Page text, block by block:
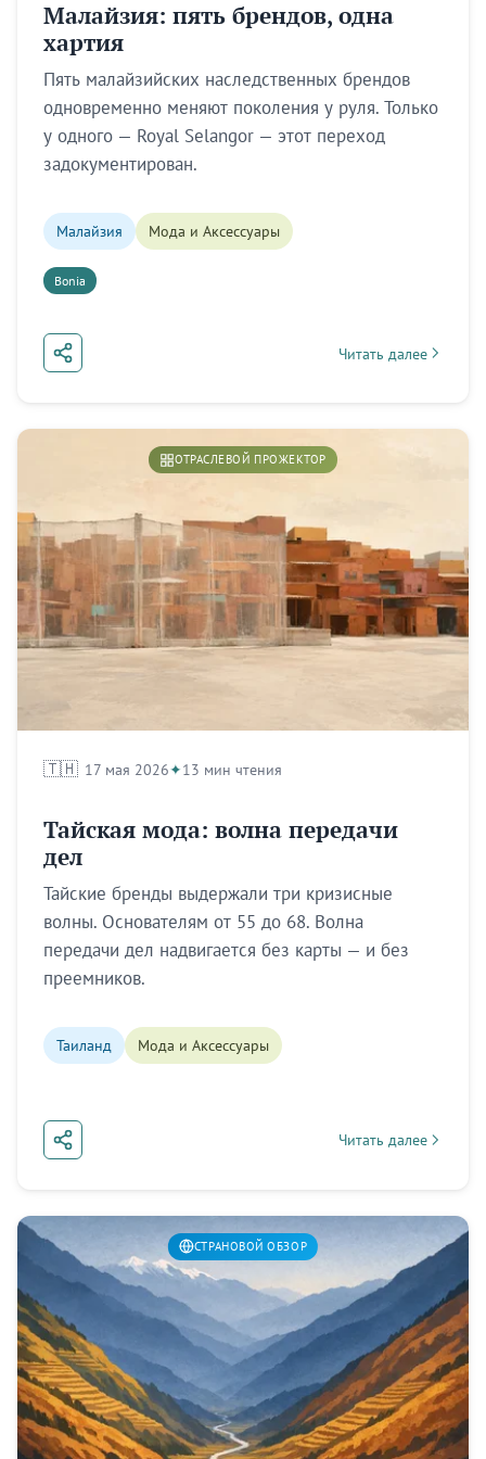
Малайзия: пять брендов, одна
хартия
Пять малайзийских наследственных брендов
одновременно меняют поколения у руля. Только
у одного — Royal Selangor — этот переход
задокументирован.
Малайзия Мода и Аксессуары
Bonia
Читать далее
about Малайзия:
ОТРАСЛЕВОЙ ПРОЖЕКТОР
🇹🇭 17 мая 2026 13 мин чтения
Тайская мода: волна передачи
дел
Тайские бренды выдержали три кризисные
волны. Основателям от 55 до 68. Волна
передачи дел надвигается без карты — и без
преемников.
Таиланд Мода и Аксессуары
Читать далее
about Тайская мода:
СТРАНОВОЙ ОБЗОР